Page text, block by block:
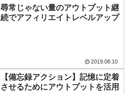
尋常じゃない量のアウトプット継
続でアフィリエイトレベルアップ
2019.08.10
【備忘録アクション】記憶に定着
させるためにアウトプットを活用